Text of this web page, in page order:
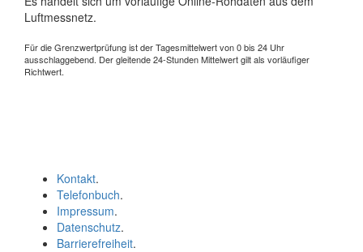
Luftmessnetz.
Für die Grenzwertprüfung ist der Tagesmittelwert von 0 bis 24 Uhr
ausschlaggebend. Der gleitende 24-Stunden Mittelwert gilt als vorläufiger
Richtwert.
Kontakt.
Telefonbuch.
Impressum.
Datenschutz.
Barrierefreiheit.